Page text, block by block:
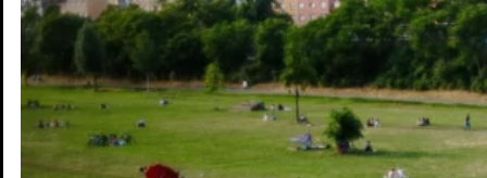
Jobs & Chancen
Wohnen & Mobilität
Kultur & Freizeit
Zukunft
Interaktive Karte
Blog
Pressebereich
Kontakt
Newsletter